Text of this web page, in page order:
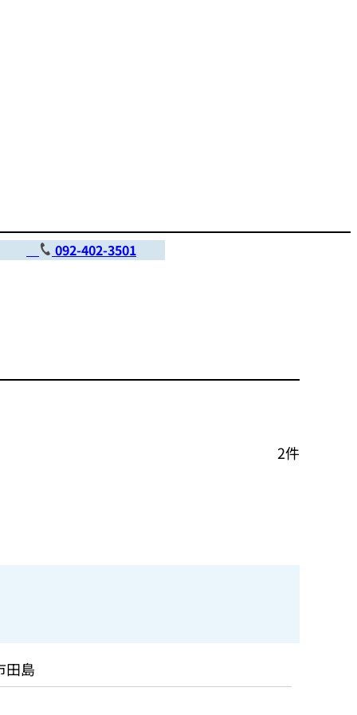
092-402-3501
2件
田島